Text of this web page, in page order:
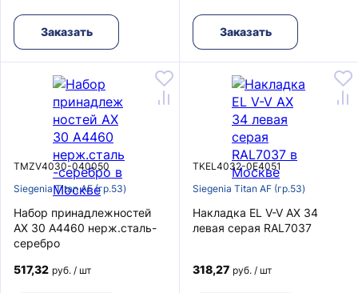
Заказать Заказать
TMZV4030-040050
Siegenia Titan AF (гр.53)
Набор принадлежностей
AX 30 A4460 нерж.сталь-
серебро
517,32 руб. / шт
TKEL4032-0E4051
Siegenia Titan AF (гр.53)
Накладка EL V-V AX 34
левая серая RAL7037
318,27 руб. / шт